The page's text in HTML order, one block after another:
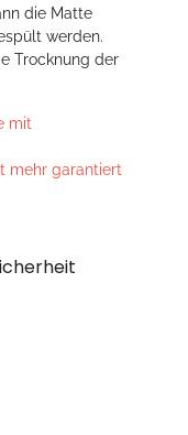
die Matte
werden.
Trocknung der
mit
mehr garantiert